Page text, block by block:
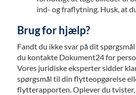
ind- og fraflytning. Husk, at
Brug for hjælp?
Fandt du ikke svar på dit
du kontakte Dokument24 for
Vores juridiske eksperter sidder
spørgsmål til din flytteopgørelse
flytterapporten. Oplever du tvister,